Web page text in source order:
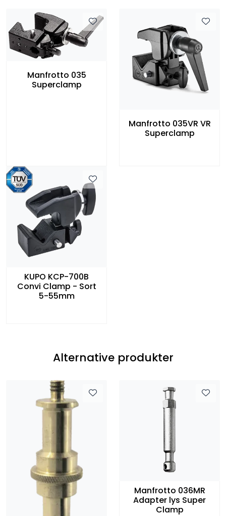
Manfrotto 035
Superclamp
Manfrotto 035VR VR
Superclamp
KUPO KCP-700B
Convi Clamp - Sort
5-55mm
Alternative produkter
Manfrotto 036MR
Adapter lys Super
Clamp